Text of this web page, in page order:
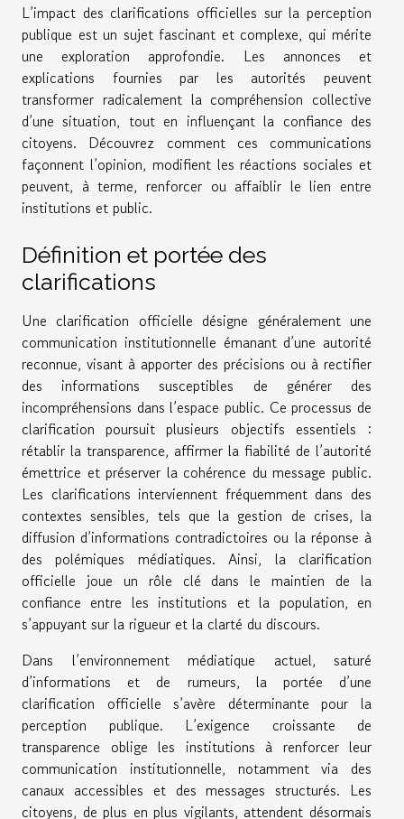
L’impact des clarifications officielles sur la perception
publique est un sujet fascinant et complexe, qui mérite
une exploration approfondie. Les annonces et
explications fournies par les autorités peuvent
transformer radicalement la compréhension collective
d’une situation, tout en influençant la confiance des
citoyens. Découvrez comment ces communications
façonnent l’opinion, modifient les réactions sociales et
peuvent, à terme, renforcer ou affaiblir le lien entre
institutions et public.
Définition et portée des
clarifications
Une clarification officielle désigne généralement une
communication institutionnelle émanant d’une autorité
reconnue, visant à apporter des précisions ou à rectifier
des informations susceptibles de générer des
incompréhensions dans l’espace public. Ce processus de
clarification poursuit plusieurs objectifs essentiels :
rétablir la transparence, affirmer la fiabilité de l’autorité
émettrice et préserver la cohérence du message public.
Les clarifications interviennent fréquemment dans des
contextes sensibles, tels que la gestion de crises, la
diffusion d’informations contradictoires ou la réponse à
des polémiques médiatiques. Ainsi, la clarification
officielle joue un rôle clé dans le maintien de la
confiance entre les institutions et la population, en
s’appuyant sur la rigueur et la clarté du discours.
Dans l’environnement médiatique actuel, saturé
d’informations et de rumeurs, la portée d’une
clarification officielle s’avère déterminante pour la
perception publique. L’exigence croissante de
transparence oblige les institutions à renforcer leur
communication institutionnelle, notamment via des
canaux accessibles et des messages structurés. Les
citoyens, de plus en plus vigilants, attendent désormais